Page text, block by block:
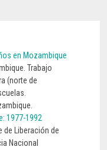
en Mozambique
Trabajo
(norte de
1977-1992
de Liberación de
Nacional